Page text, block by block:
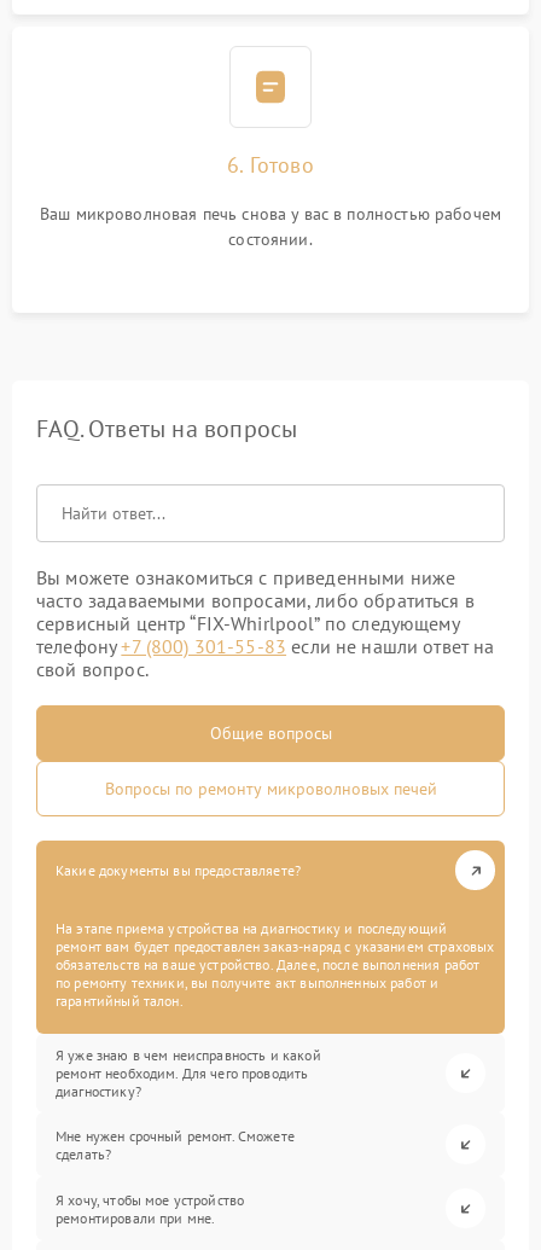
6. Готово
Ваш микроволновая печь снова у вас в полностью рабочем
состоянии.
FAQ. Ответы на вопросы
Вы можете ознакомиться с приведенными ниже
часто задаваемыми вопросами, либо обратиться в
сервисный центр “FIX-Whirlpool” по следующему
телефону+7 (800) 301-55-83 если не нашли ответ на
свой вопрос.
Общие вопросы
Вопросы по ремонту микроволновых печей
Какие документы вы предоставляете?
На этапе приема устройства на диагностику и последующий
ремонт вам будет предоставлен заказ-наряд с указанием страховых
обязательств на ваше устройство. Далее, после выполнения работ
по ремонту техники, вы получите акт выполненных работ и
гарантийный талон.
Я уже знаю в чем неисправность и какой
ремонт необходим. Для чего проводить
диагностику?
Мне нужен срочный ремонт. Сможете
сделать?
Я хочу, чтобы мое устройство
ремонтировали при мне.